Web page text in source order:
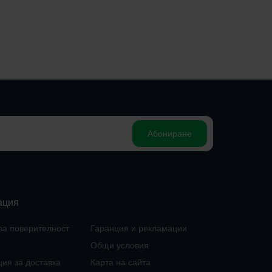
Абониране
поверителност
за доставка
Гаранция и рекламации
Общи условия
Карта на сайта